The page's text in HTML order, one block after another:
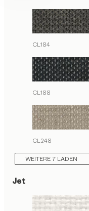
CL184
CL188
CL248
WEITERE 7 LADEN
Jet